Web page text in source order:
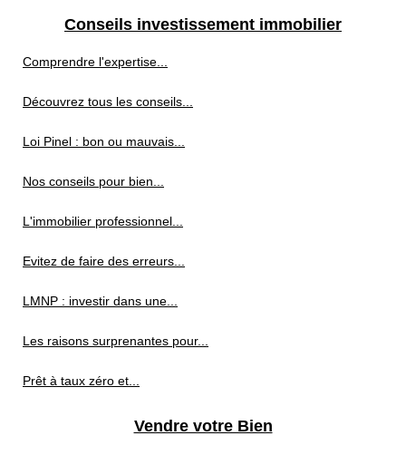
Conseils investissement immobilier
Comprendre l'expertise...
Découvrez tous les conseils...
Loi Pinel : bon ou mauvais...
Nos conseils pour bien...
L'immobilier professionnel...
Evitez de faire des erreurs...
LMNP : investir dans une...
Les raisons surprenantes pour...
Prêt à taux zéro et...
Vendre votre Bien